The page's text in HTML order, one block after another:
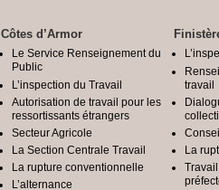
Côtes d’Armor
Le Service Renseignement du
Public
L’inspection du Travail
Autorisation de travail pour les
ressortissants étrangers
Secteur Agricole
La Section Centrale Travail
La rupture conventionnelle
L’alternance
travail
La